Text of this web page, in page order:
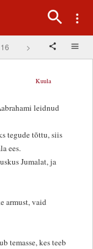
16 >
Kuula
leidnud
tegude tõttu, siis
ees.
Jumalat, ja
armust, vaid
temasse, kes teeb